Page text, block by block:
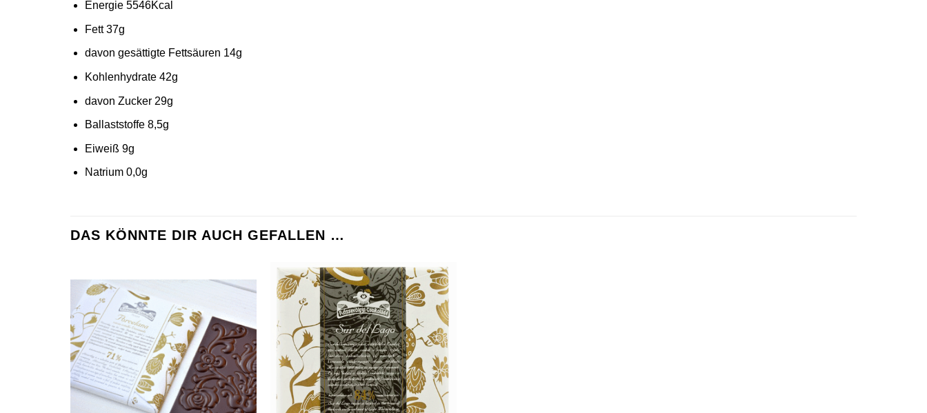
Energie 5546Kcal
Fett 37g
davon gesättigte Fettsäuren 14g
Kohlenhydrate 42g
davon Zucker 29g
Ballaststoffe 8,5g
Eiweiß 9g
Natrium 0,0g
DAS KÖNNTE DIR AUCH GEFALLEN …
hinzufügen
Zur
Wunschliste
hinzufügen